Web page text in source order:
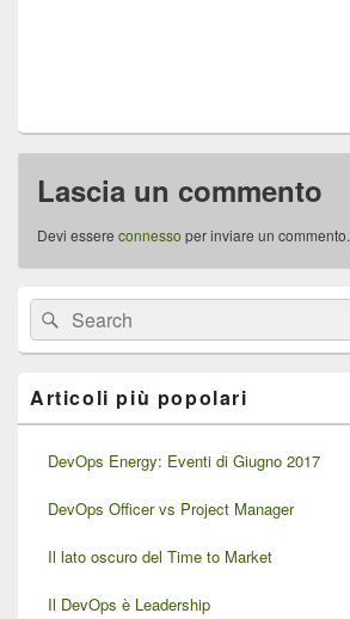
Lascia un commento
Devi essere connesso per inviare un commento.
Area
widget
barra
laterale
Cerca:Cerca
Articoli più popolari
DevOps Energy: Eventi di Giugno 2017
DevOps Officer vs Project Manager
Il lato oscuro del Time to Market
Il DevOps è Leadership